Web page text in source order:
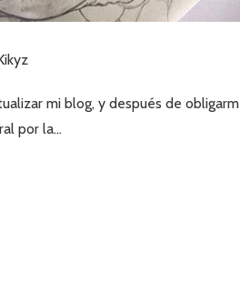
mi blog, y después de
por la…